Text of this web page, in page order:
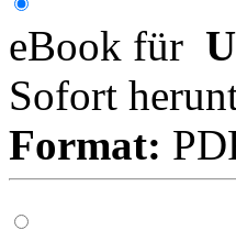
eBook für
Sofort
Format: